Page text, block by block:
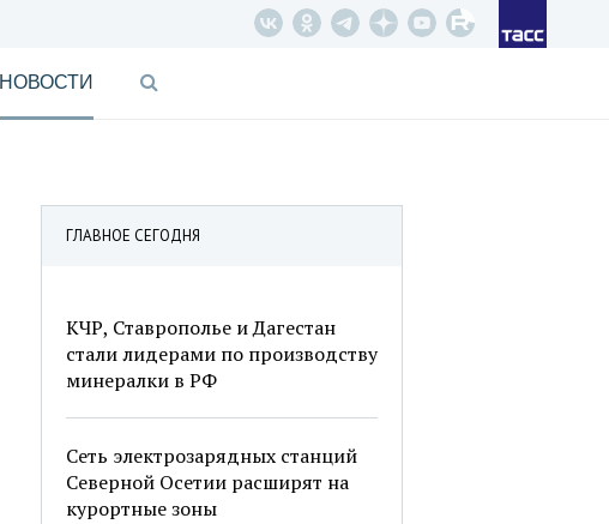
НОВОСТИ
ГЛАВНОЕ СЕГОДНЯ
КЧР, Ставрополье и Дагестан
стали лидерами по производству
минералки в РФ
Сеть электрозарядных станций
Северной Осетии расширят на
курортные зоны